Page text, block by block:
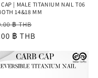
CAP | MALE TITANIUM NAIL T06
14&18 MM
฿ THB
฿ THB